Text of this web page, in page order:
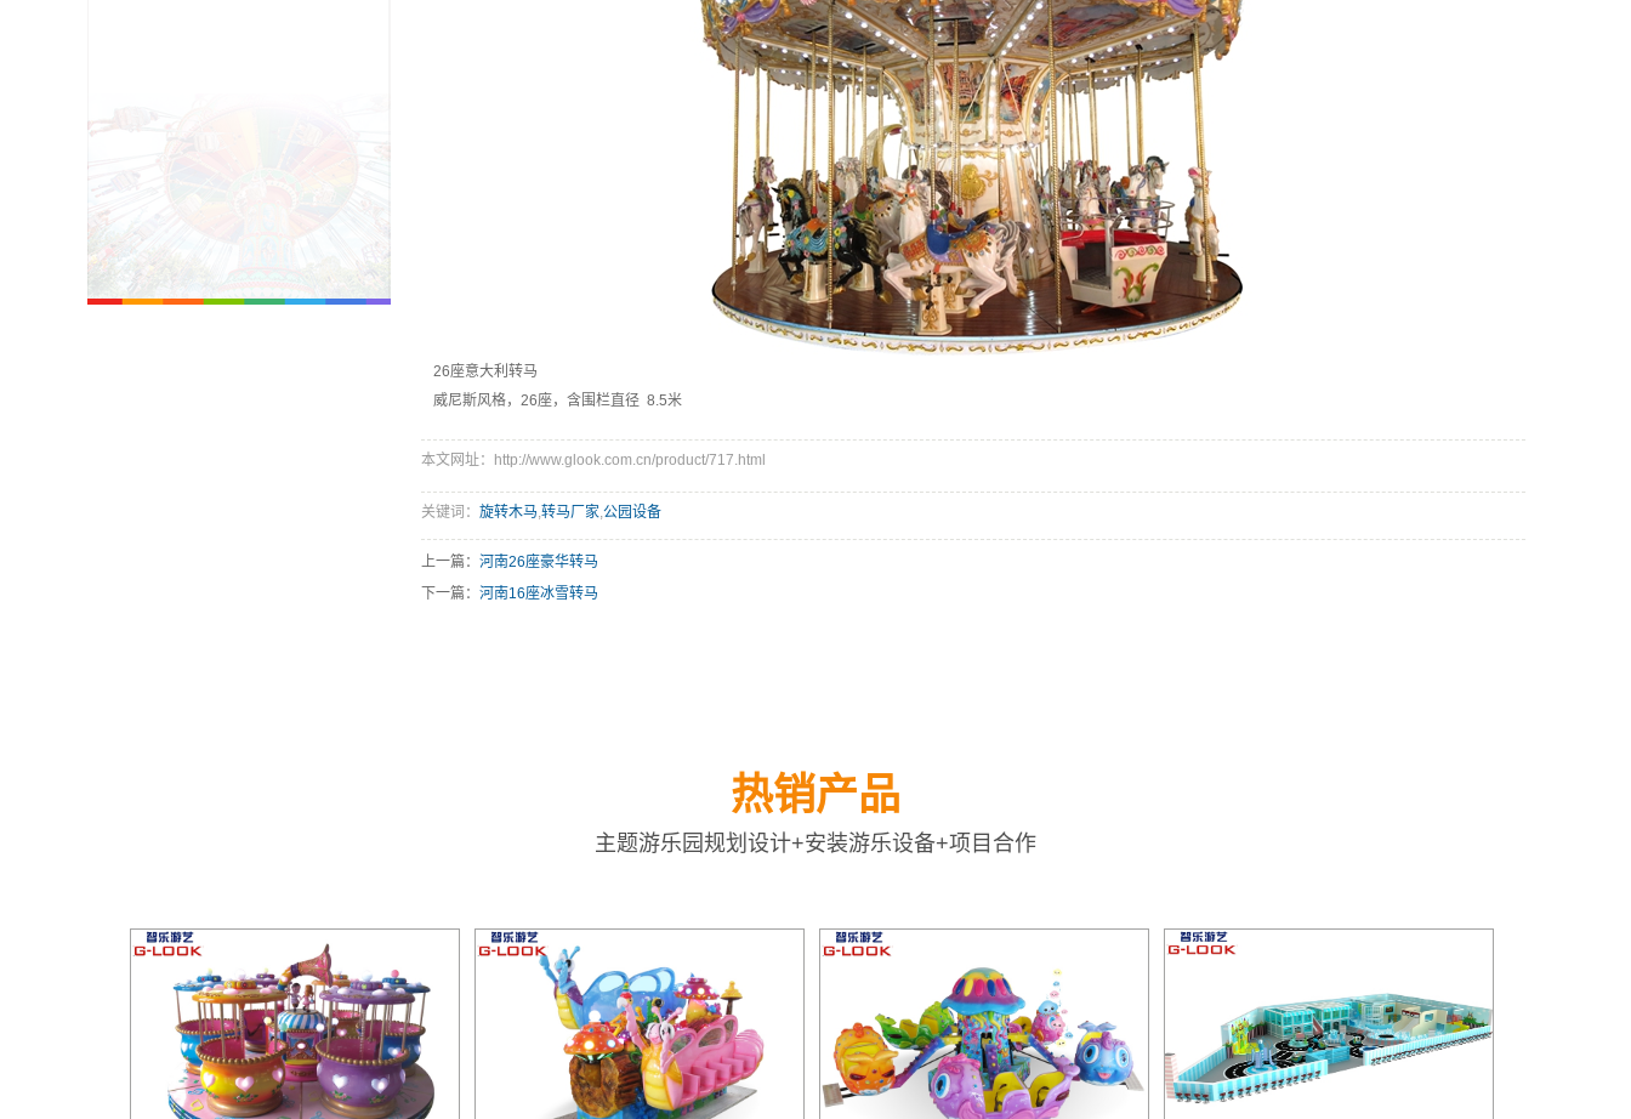
26座意大利转马
威尼斯风格，26座，含围栏直径 8.5米
本文网址：http://www.glook.com.cn/product/717.html
关键词： 旋转木马,转马厂家,公园设备
上一篇： 河南26座豪华转马
下一篇： 河南16座冰雪转马
热销产品
主题游乐园规划设计+安装游乐设备+项目合作